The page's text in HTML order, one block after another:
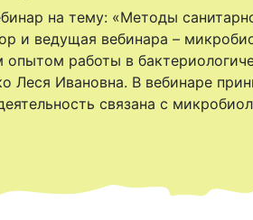
на тему: «Методы
и ведущая вебинара –
опытом работы в
Леся Ивановна. В вебинаре
связана с